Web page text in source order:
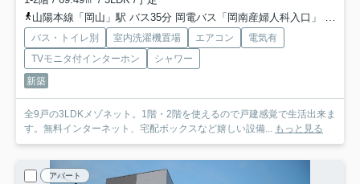
山陽本線「岡山」駅 バス35分 岡電バス「岡南産婦人科入口」 停歩2分
バス・トイレ別 室内洗濯機置場 エアコン
電気有
TVモニタ付インターホン
シャワー
新築
全9戸の3LDKメゾネット。1階・2階を使えるので戸建感覚で生活出来ま
す。無料インターネット、宅配ボックスなど嬉しい設備...
もっと見る
アパート